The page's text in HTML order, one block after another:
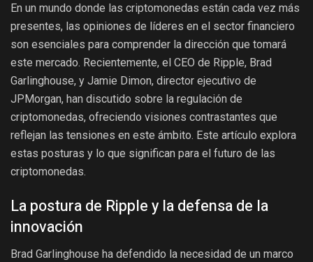
En un mundo donde las criptomonedas están cada vez más
presentes, las opiniones de líderes en el sector financiero
son esenciales para comprender la dirección que tomará
este mercado. Recientemente, el CEO de Ripple, Brad
Garlinghouse, y Jamie Dimon, director ejecutivo de
JPMorgan, han discutido sobre la regulación de
criptomonedas, ofreciendo visiones contrastantes que
reflejan las tensiones en este ámbito. Este artículo explora
estas posturas y lo que significan para el futuro de las
criptomonedas.
La postura de Ripple y la defensa de la
innovación
Brad Garlinghouse ha defendido la necesidad de un marco